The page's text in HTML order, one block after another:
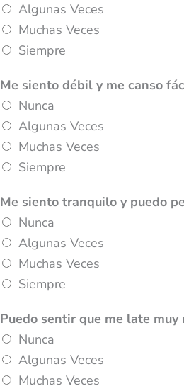
Algunas Veces
Muchas Veces
Siempre
Me siento débil y me canso
Nunca
Algunas Veces
Muchas Veces
Siempre
y
l
a
s
T
n
g
o
Me siento tranquilo y puedo
Nunca
Algunas Veces
Muchas Veces
Siempre
Puedo sentir que me late
Nunca
Algunas Veces
Muchas Veces